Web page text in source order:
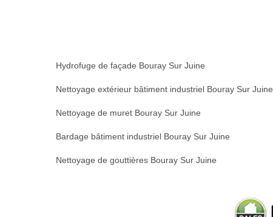
Hydrofuge de façade Bouray Sur Juine
Nettoyage extérieur bâtiment industriel Bouray Sur Juine
Nettoyage de muret Bouray Sur Juine
Bardage bâtiment industriel Bouray Sur Juine
Nettoyage de gouttières Bouray Sur Juine